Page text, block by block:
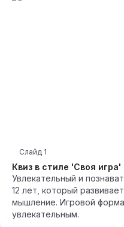
Квиз в стиле 'Своя
Слайд 1
Увлекательный и
12 лет, который
мышление. Игровой
увлекательным.